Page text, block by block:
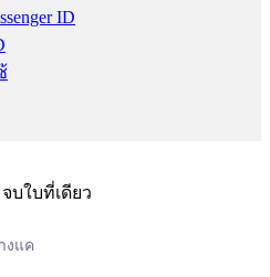
ID
บใบที่เดียว
งแค